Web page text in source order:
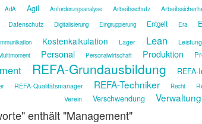
AdA Agil Anforderungsanalyse Arbeitsschutz
Datenschutz Digitalisierung Eingruppierung Entgelt Era
Kostenkalkulation Lager Lean
Personal Personalwirtschaft Produktion
REFA-Grundausbildung REFA-
REFA-Qualitätsmanager REFA-Techniker Recht
Verein Verschwendung Verwaltung
enthält "Management"